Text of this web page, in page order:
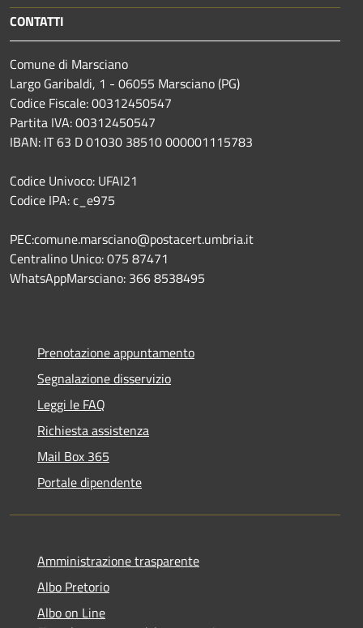
CONTATTI
Comune di Marsciano
Largo Garibaldi, 1 - 06055 Marsciano (PG)
Codice Fiscale: 00312450547
Partita IVA: 00312450547
IBAN: IT 63 D 01030 38510 000001115783
Codice Univoco: UFAI21
Codice IPA: c_e975
PEC:comune.marsciano@postacert.umbria.it
Centralino Unico: 075 87471
WhatsAppMarsciano: 366 8538495
Prenotazione appuntamento
Segnalazione disservizio
Leggi le FAQ
Richiesta assistenza
Mail Box 365
Portale dipendente
Amministrazione trasparente
Albo Pretorio
Albo on Line